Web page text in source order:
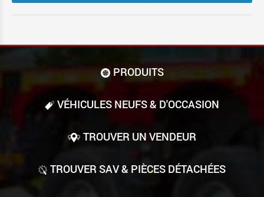
PRODUITS
VÉHICULES NEUFS & D'OCCASION
TROUVER UN VENDEUR
TROUVER SAV & PIÈCES DÉTACHÉES